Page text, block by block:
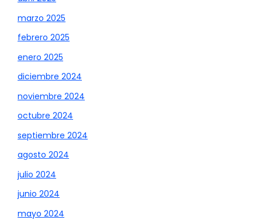
marzo 2025
febrero 2025
enero 2025
diciembre 2024
noviembre 2024
octubre 2024
septiembre 2024
agosto 2024
julio 2024
junio 2024
mayo 2024